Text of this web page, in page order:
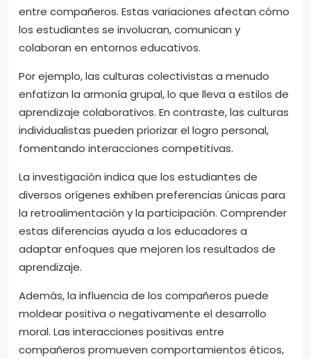
entre compañeros. Estas variaciones afectan cómo
los estudiantes se involucran, comunican y
colaboran en entornos educativos.
Por ejemplo, las culturas colectivistas a menudo
enfatizan la armonía grupal, lo que lleva a estilos de
aprendizaje colaborativos. En contraste, las culturas
individualistas pueden priorizar el logro personal,
fomentando interacciones competitivas.
La investigación indica que los estudiantes de
diversos orígenes exhiben preferencias únicas para
la retroalimentación y la participación. Comprender
estas diferencias ayuda a los educadores a
adaptar enfoques que mejoren los resultados de
aprendizaje.
Además, la influencia de los compañeros puede
moldear positiva o negativamente el desarrollo
moral. Las interacciones positivas entre
compañeros promueven comportamientos éticos,